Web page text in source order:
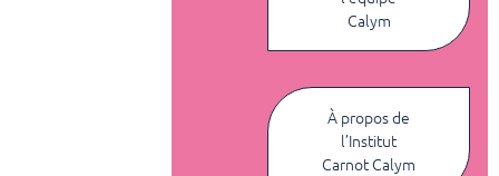
Calym
À propos de
l’Institut
Carnot Calym